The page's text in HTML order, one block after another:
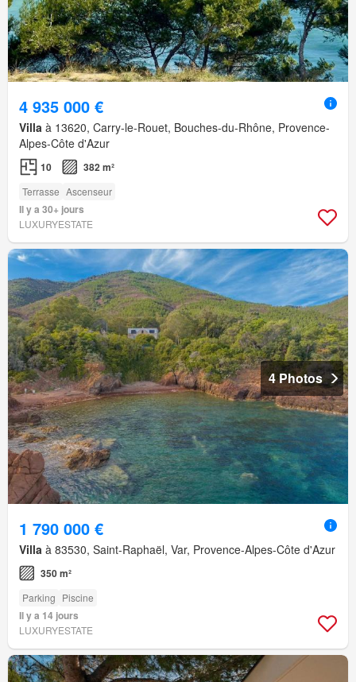
4 935 000 €
Villa à 13620, Carry-le-Rouet, Bouches-du-Rhône, Provence-
Alpes-Côte d'Azur
10 382 m²
Terrasse Ascenseur
Il y a 30+ jours
LUXURYESTATE
4 Photos
1 790 000 €
Villa à 83530, Saint-Raphaël, Var, Provence-Alpes-Côte d'Azur
350 m²
Parking Piscine
Il y a 14 jours
LUXURYESTATE